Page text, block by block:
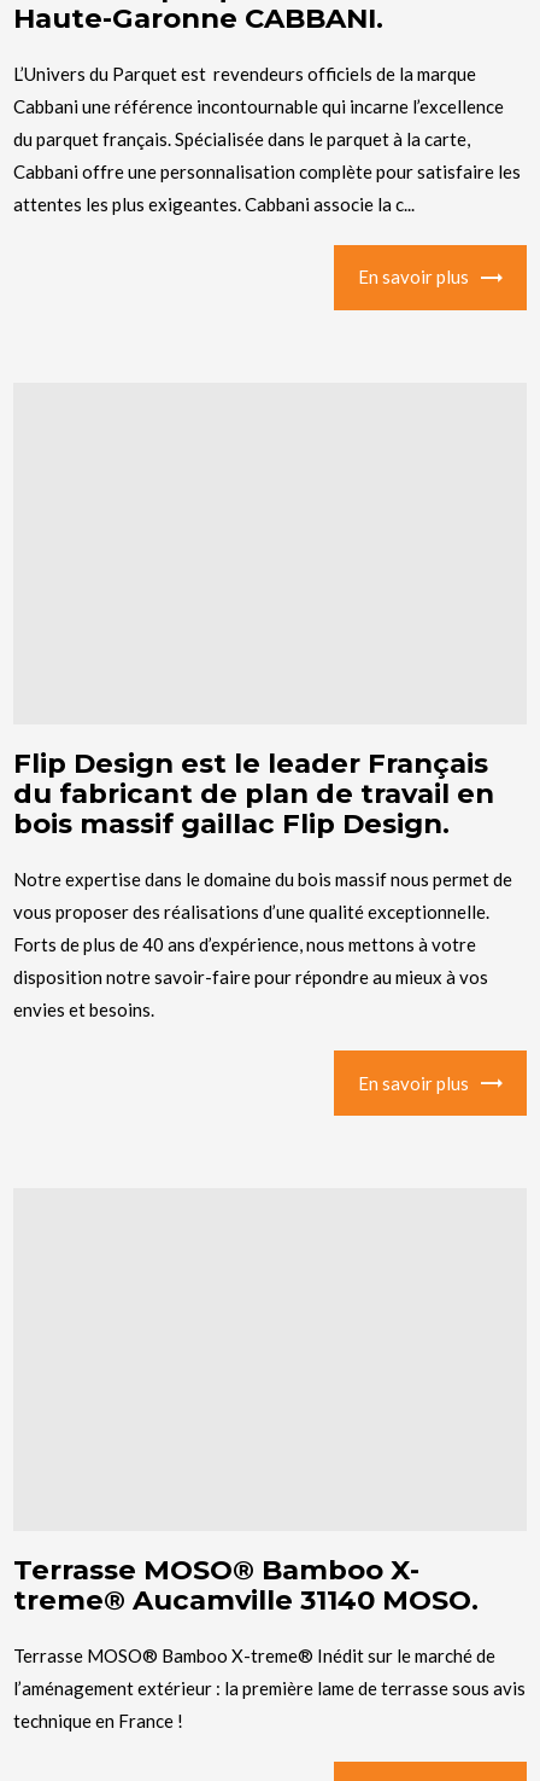
Haute-Garonne CABBANI.
L’Univers du Parquet est revendeurs officiels de la marque
Cabbani une référence incontournable qui incarne l’excellence
du parquet français. Spécialisée dans le parquet à la carte,
Cabbani offre une personnalisation complète pour satisfaire les
attentes les plus exigeantes. Cabbani associe la c...
En savoir plus
Flip Design est le leader Français
du fabricant de plan de travail en
bois massif gaillac Flip Design.
Notre expertise dans le domaine du bois massif nous permet de
vous proposer des réalisations d’une qualité exceptionnelle.
Forts de plus de 40 ans d’expérience, nous mettons à votre
disposition notre savoir-faire pour répondre au mieux à vos
envies et besoins.
En savoir plus
Terrasse MOSO® Bamboo X-
treme® Aucamville 31140 MOSO.
Terrasse MOSO® Bamboo X-treme® Inédit sur le marché de
l’aménagement extérieur : la première lame de terrasse sous avis
technique en France !